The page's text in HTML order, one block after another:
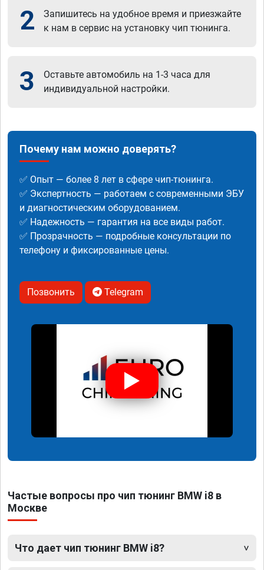
2
Запишитесь на удобное время и приезжайте
к нам в сервис на установку чип тюнинга.
3
Оставьте автомобиль на 1-3 часа для
индивидуальной настройки.
Почему нам можно доверять?
✅ Опыт — более 8 лет в сфере чип-тюнинга.
✅ Экспертность — работаем с современными ЭБУ
и диагностическим оборудованием.
✅ Надежность — гарантия на все виды работ.
✅ Прозрачность — подробные консультации по
телефону и фиксированные цены.
Позвонить Telegram
Частые вопросы про чип тюнинг BMW i8 в
Москве
Что дает чип тюнинг BMW i8?